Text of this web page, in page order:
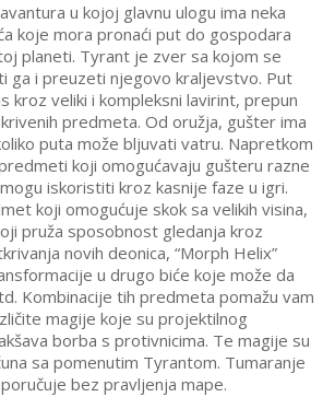
u kojoj glavnu ulogu ima neka
koje mora pronaći put do gospodara
planeti. Tyrant je zver sa kojom se
ga i preuzeti njegovo kraljevstvo. Put
kroz veliki i kompleksni lavirint, prepun
predmeta. Od oružja, gušter ima
puta može bljuvati vatru. Napretkom
koji omogućavaju gušteru razne
iskoristiti kroz kasnije faze u igri.
koji omogućuje skok sa velikih visina,
pruža sposobnost gledanja kroz
novih deonica, “Morph Helix”
u drugo biće koje može da
Kombinacije tih predmeta pomažu vam
magije koje su projektilnog
borba s protivnicima. Te magije su
sa pomenutim Tyrantom. Tumaranje
bez pravljenja mape.